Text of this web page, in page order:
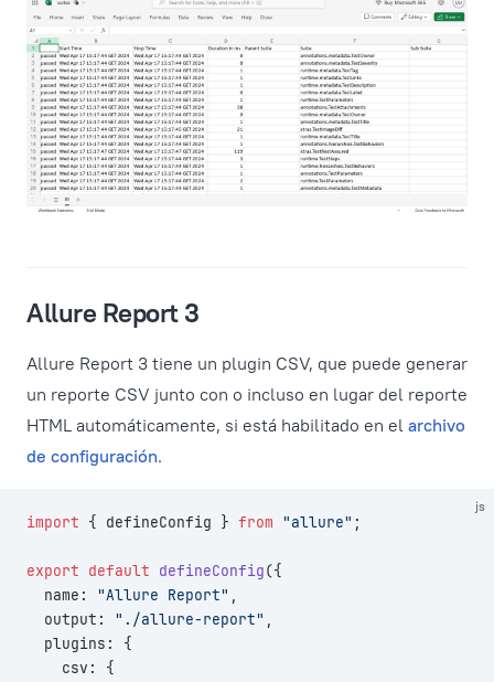
Allure Report 3
Allure Report 3 tiene un plugin CSV, que puede generar
un reporte CSV junto con o incluso en lugar del reporte
HTML automáticamente, si está habilitado en el archivo
de configuración.
js
import { defineConfig } from "allure" ;
export default defineConfig({
  name:
"Allure Report" ,
  output:
"./allure-report" ,
  plugins: {
    csv: {